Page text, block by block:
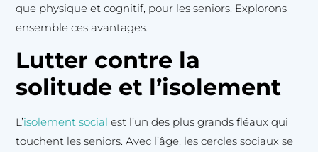
que physique et cognitif, pour les seniors. Explorons
ensemble ces avantages.
Lutter contre la
solitude et l’isolement
L’isolement social est l’un des plus grands fléaux qui
touchent les seniors. Avec l’âge, les cercles sociaux se